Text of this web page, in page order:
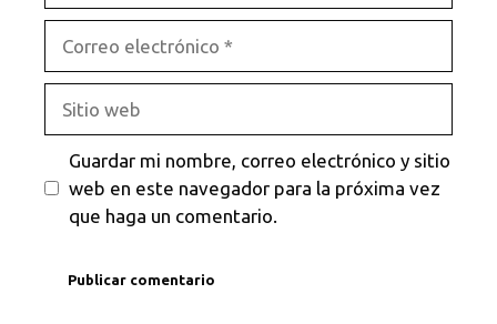
electrónico
web
Guardar mi nombre, correo electrónico y sitio
web en este navegador para la próxima vez
que haga un comentario.